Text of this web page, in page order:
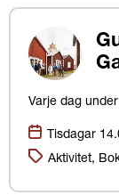
Varje dag
Datum:
Tisdagar
Kategorier:
Aktivitet,